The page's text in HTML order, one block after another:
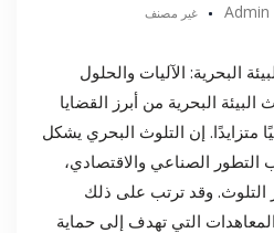
Admin غير مصنف
البحرية: الآليات والحلول
البحرية من أبرز القضايا
متزايدًا. إن التلوث البحري يشكل
التطور الصناعي والاقتصادي،
التلوث. وقد ترتب على ذلك
التي تهدف إلى حماية